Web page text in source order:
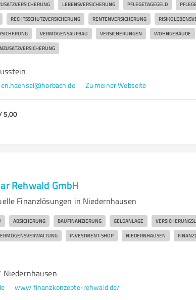
LEBENSVERSICHERUNG PFLEGETAGEGELD
RECHTSSCHUTZVERSICHERUNG RENTENVERSICHERUNG
VERMÖGENSAUFBAU VERSICHERUNGEN WOHNGEBÄUDE
Zu meiner Webseite
5,00
Rehwald GmbH
Finanzlösungen in Niedernhausen
ABSICHERUNG BAUFINANZIERUNG GELDANLAGE
INVESTMENT-SHOP NIEDERNHAUSEN
Niedernhausen
www.finanzkonzepte-rehwald.de/